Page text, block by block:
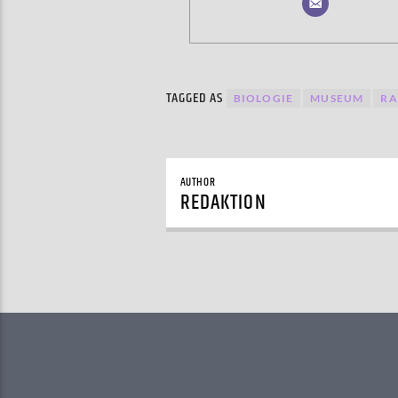
TAGGED AS BIOLOGIE MUSEUM
AUTHOR
REDAKTION